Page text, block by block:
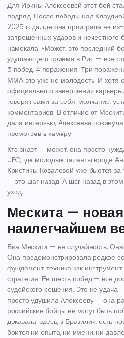
Для Ирины Алексеевой этот бой
подряд. После победы над
2025 года, где она проиграла не
запрещенных ударов и нечестного
намекала: «Может, это последний
удушающего приема в Рио — все
5 побед, 4 поражения. Три
ММА это уже не молодость. И хотя
официально о завершении
говорят сами за себя: молчание,
комментариев. В отличие от
дала интервью, Алексеева
посмотрев в камеру.
Кто знает — может, она просто
UFC, где молодые таланты вроде
Кристины Ковалевой уже бьются за
— это шаг назад. А шаг назад в
уход.
Мескита —
наилегчайшем
Биа Мескита — не случайность.
Она продемонстрировала редкое
фундамент, техника как
стратегия. Ее шесть побед — все
судейского решения. Это не удача
просто удушила Алексееву — она
российские бойцы не могут быть
доказала: здесь, в Бразилии, есть
боится ни опыта, ни имени, ни